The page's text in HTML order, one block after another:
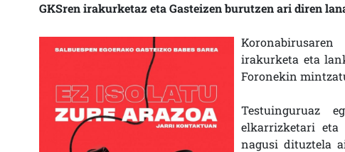
GKSren irakurketaz eta Gasteizen burutzen ari diren
irakurketa eta
Foronekin
Testuinguruaz
elkarrizketari eta
nagusi dituztela